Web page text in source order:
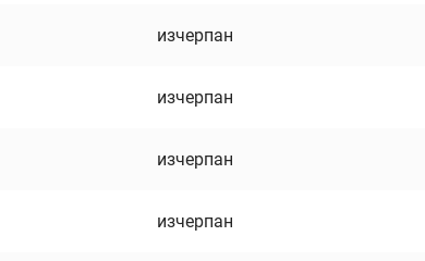
изчерпан
изчерпан
изчерпан
изчерпан